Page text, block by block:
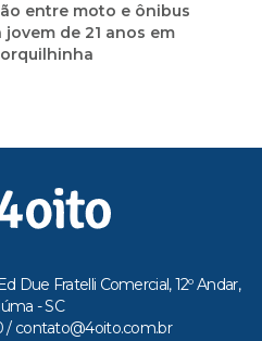
entre moto e ônibus
jovem de 21 anos em
Due Fratelli Comercial, 12º Andar,
- SC
/ contato@4oito.com.br